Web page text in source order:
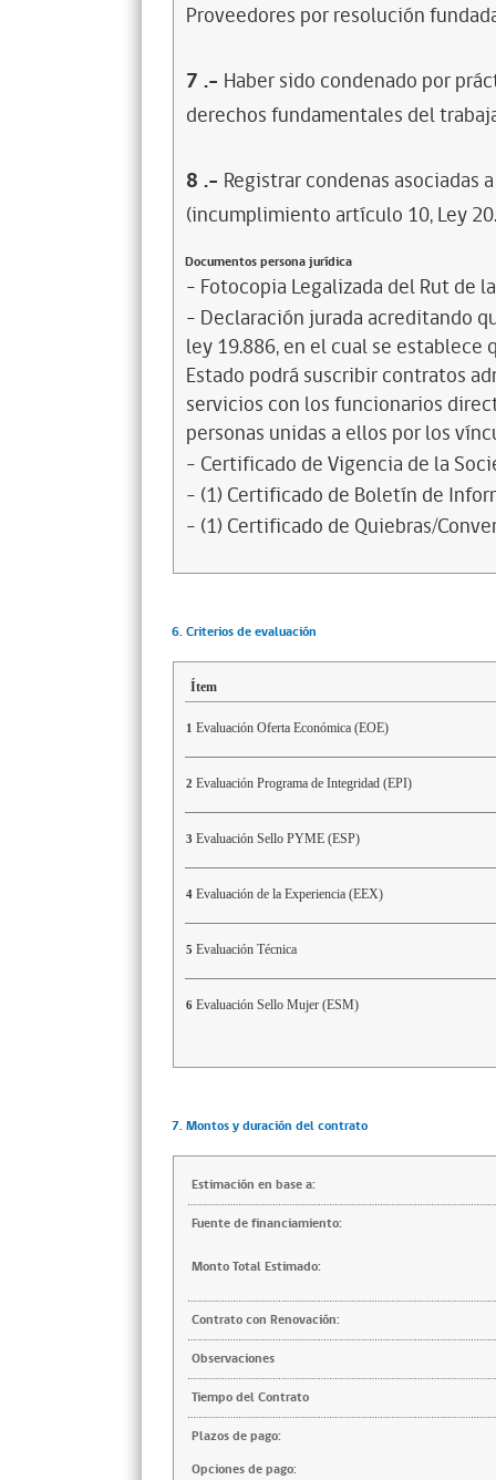
Proveedores por resolución
7 .- Haber sido condenado por
derechos fundamentales del
8 .- Registrar condenas asociadas
(incumplimiento artículo 10, Ley
Documentos persona jurídica
- Fotocopia Legalizada del Rut de
- Declaración jurada acreditando
ley 19.886, en el cual se
Estado podrá suscribir contratos
servicios con los funcionarios
personas unidas a ellos por los
- Certificado de Vigencia de la
- (1) Certificado de Boletín de
- (1) Certificado de Quiebras/
6. Criterios de evaluación
Ítem
1 Evaluación Oferta Económica (EOE)
2 Evaluación Programa de Integridad (EPI)
3 Evaluación Sello PYME (ESP)
4 Evaluación de la Experiencia (EEX)
5 Evaluación Técnica
6 Evaluación Sello Mujer (ESM)
7. Montos y duración del contrato
Estimación en base a:
Fuente de financiamiento:
Monto Total Estimado:
Contrato con Renovación:
Observaciones
Tiempo del Contrato
Plazos de pago:
Opciones de pago: